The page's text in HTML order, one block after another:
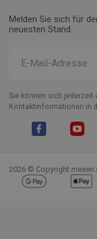
Melden Sie sich für
neuesten Stand.
Sie können sich jederzeit
Kontaktinformationen in
2026 © Copyright